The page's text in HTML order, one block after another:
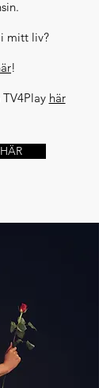
mitt liv?
!
här